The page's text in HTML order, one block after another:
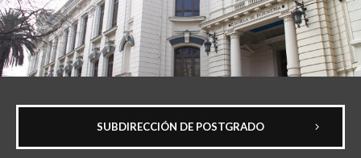
SUBDIRECCIÓN DE POSTGRADO